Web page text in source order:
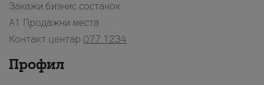
Закажи бизнис состанок
A1 Продажни места
Контакт центар 077 1234
Профил